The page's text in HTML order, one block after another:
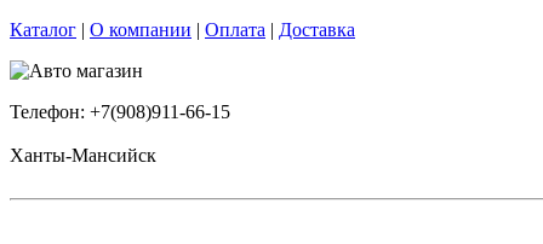
Каталог | О компании | Оплата | Доставка
Телефон: +7(908)911-66-15
Ханты-Мансийск